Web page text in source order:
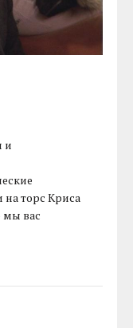
и
на торс Криса
мы вас